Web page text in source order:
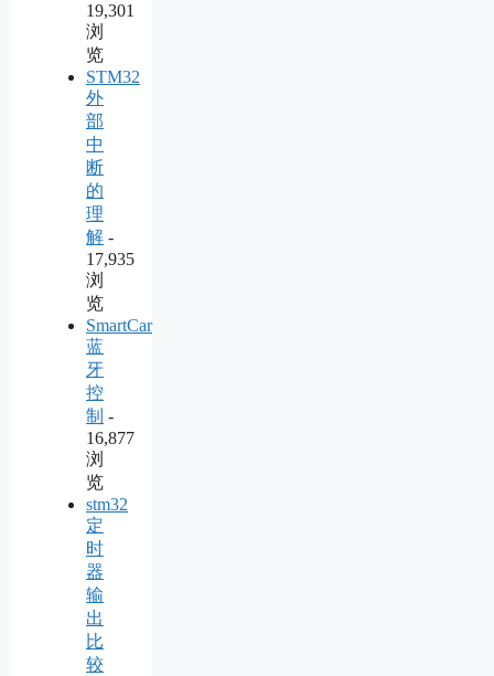
19,301
浏
览
STM32
外
部
中
断
的
理
解 -
17,935
浏
览
SmartCar
蓝
牙
控
制 -
16,877
浏
览
stm32
定
时
器
输
出
比
较